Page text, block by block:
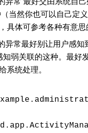
当然你也可以自己定
具体可参考各种有意思
异常最好别让用户感知
弱关联的这种。最好
系统处理。